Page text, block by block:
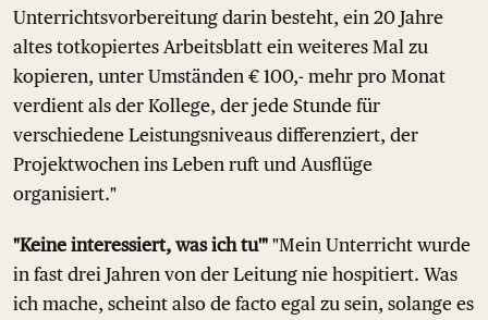
Unterrichtsvorbereitung darin besteht, ein 20 Jahre
altes totkopiertes Arbeitsblatt ein weiteres Mal zu
kopieren, unter Umständen € 100,- mehr pro Monat
verdient als der Kollege, der jede Stunde für
verschiedene Leistungsniveaus differenziert, der
Projektwochen ins Leben ruft und Ausflüge
organisiert."
"Keine interessiert, was ich tu'" "Mein Unterricht wurde
in fast drei Jahren von der Leitung nie hospitiert. Was
ich mache, scheint also de facto egal zu sein, solange es